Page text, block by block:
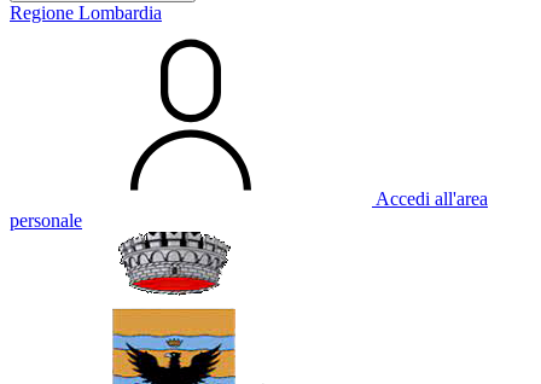
Regione Lombardia
Accedi all'area
personale